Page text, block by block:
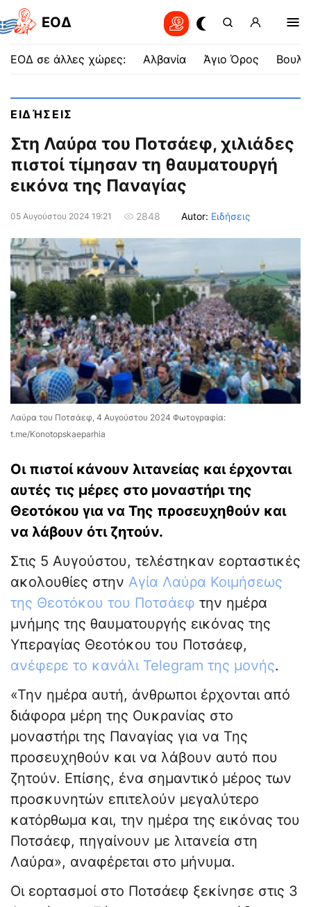
EOΔ
ΕΟΔ σε άλλες χώρες: Αλβανία Άγιο Όρος
ΕΙΔΉΣΕΙΣ
Στη Λαύρα του Ποτσάεφ, χιλιάδες
πιστοί τίμησαν τη θαυματουργή
εικόνα της Παναγίας
05 Αυγούστου 2024 19:21 2848 Autor: Ειδήσεις
Λαύρα του Ποτσάεφ, 4 Αυγούστου 2024 Φωτογραφία:
t.me/Konotopskaeparhia
Οι πιστοί κάνουν λιτανείας και έρχονται
αυτές τις μέρες στο μοναστήρι της
Θεοτόκου για να Της προσευχηθούν και
να λάβουν ότι ζητούν.
Στις 5 Αυγούστου, τελέστηκαν εορταστικές
ακολουθίες στην Αγία Λαύρα Κοιμήσεως
της Θεοτόκου του Ποτσάεφ την ημέρα
μνήμης της θαυματουργής εικόνας της
Υπεραγίας Θεοτόκου του Ποτσάεφ,
ανέφερε το κανάλι Telegram της μονής.
«Την ημέρα αυτή, άνθρωποι έρχονται από
διάφορα μέρη της Ουκρανίας στο
μοναστήρι της Παναγίας για να Της
προσευχηθούν και να λάβουν αυτό που
ζητούν. Επίσης, ένα σημαντικό μέρος των
προσκυνητών επιτελούν μεγαλύτερο
κατόρθωμα και, την ημέρα της εικόνας του
Ποτσάεφ, πηγαίνουν με λιτανεία στη
Λαύρα», αναφέρεται στο μήνυμα.
Οι εορτασμοί στο Ποτσάεφ ξεκίνησε στις 3